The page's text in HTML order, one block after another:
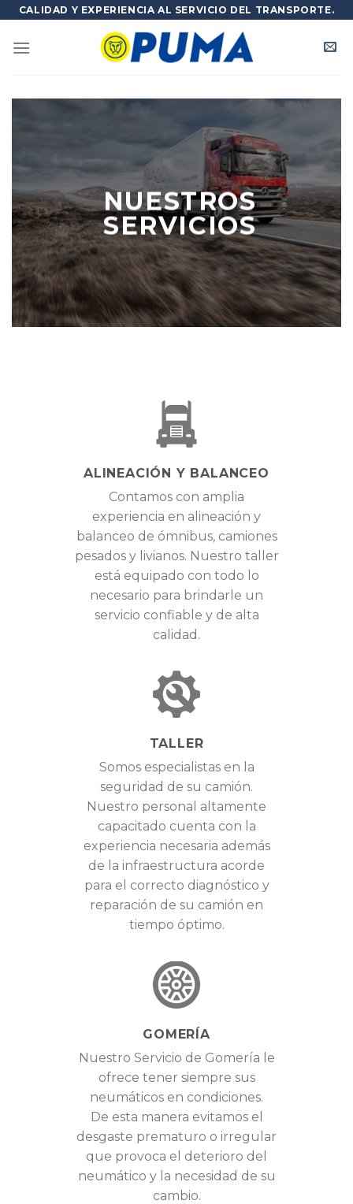
Skip
content
CALIDAD Y EXPERIENCIA AL SERVICIO DEL TRANSPORTE.
NUESTROS
SERVICIOS
ALINEACIÓN Y BALANCEO
Contamos con amplia
experiencia en alineación y
balanceo de ómnibus, camiones
pesados y livianos. Nuestro taller
está equipado con todo lo
necesario para brindarle un
servicio confiable y de alta
calidad.
TALLER
Somos especialistas en la
seguridad de su camión.
Nuestro personal altamente
capacitado cuenta con la
experiencia necesaria además
de la infraestructura acorde
para el correcto diagnóstico y
reparación de su camión en
tiempo óptimo.
GOMERÍA
Nuestro Servicio de Gomería le
ofrece tener siempre sus
neumáticos en condiciones.
De esta manera evitamos el
desgaste prematuro o irregular
que provoca el deterioro del
neumático y la necesidad de su
cambio.